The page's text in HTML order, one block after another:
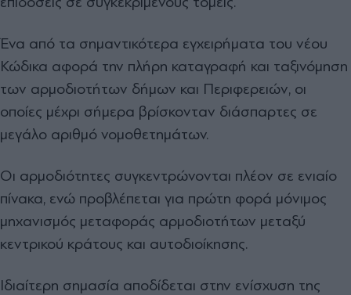
Ένα από τα σημαντικότερα εγχειρήματα του νέου
Κώδικα αφορά την πλήρη καταγραφή και ταξινόμηση
των αρμοδιοτήτων δήμων και Περιφερειών, οι
οποίες μέχρι σήμερα βρίσκονταν διάσπαρτες σε
μεγάλο αριθμό νομοθετημάτων.
Οι αρμοδιότητες συγκεντρώνονται πλέον σε ενιαίο
πίνακα, ενώ προβλέπεται για πρώτη φορά μόνιμος
μηχανισμός μεταφοράς αρμοδιοτήτων μεταξύ
κεντρικού κράτους και αυτοδιοίκησης.
Ιδιαίτερη σημασία αποδίδεται στην ενίσχυση της